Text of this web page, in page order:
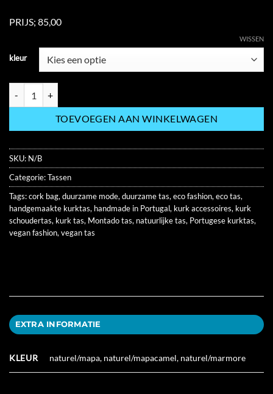
PRIJS; 85,00
kleur
WISSEN
TOEVOEGEN AAN WINKELWAGEN
SKU: N/B
Categorie:Tassen
Tags:cork bag,duurzame mode,duurzame tas,eco fashion,eco tas,
handgemaakte kurktas, handmade in Portugal, kurk accessoires, kurk
schoudertas, kurk tas, Montado tas, natuurlijke tas, Portugese kurktas,
vegan fashion,vegan tas
EXTRA INFORMATIE
KLEUR naturel/mapa, naturel/mapacamel, naturel/marmore